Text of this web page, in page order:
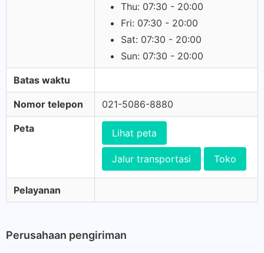
Thu: 07:30 - 20:00
Fri: 07:30 - 20:00
Sat: 07:30 - 20:00
Sun: 07:30 - 20:00
Batas waktu
Nomor telepon 021-5086-8880
Peta Lihat peta
Jalur transportasi Toko
Pelayanan
Perusahaan pengiriman